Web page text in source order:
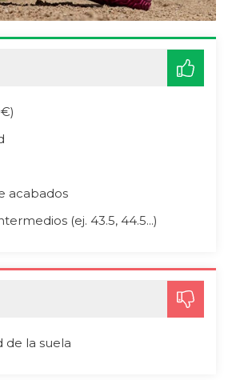
acabados
(ej. 43.5, 44.5...)
de la suela